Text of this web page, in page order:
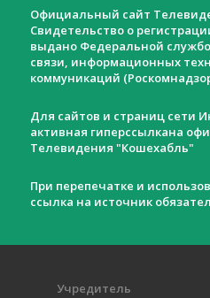
Официальный сайт
Свидетельство о
выдано Федеральной
связи, информационных
коммуникаций
Для сайтов и страниц сети
активная гиперссылкана
Телевидения "Кошехабль"
При перепечатке и
ссылка на источник
Учредитель